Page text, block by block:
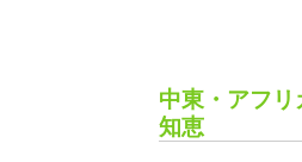
中東・アフリ
知恵